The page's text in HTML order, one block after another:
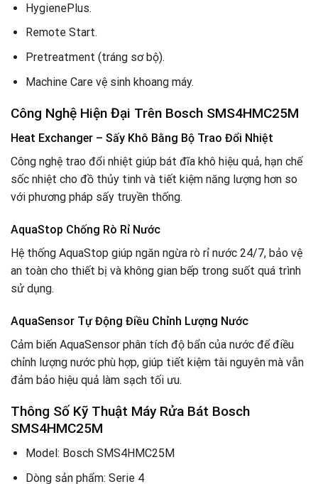
HygienePlus.
Remote Start.
Pretreatment (tráng sơ bộ).
Machine Care vệ sinh khoang máy.
Công Nghệ Hiện Đại Trên Bosch SMS4HMC25M
Heat Exchanger – Sấy Khô Bằng Bộ Trao Đổi Nhiệt
Công nghệ trao đổi nhiệt giúp bát đĩa khô hiệu quả, hạn chế
sốc nhiệt cho đồ thủy tinh và tiết kiệm năng lượng hơn so
với phương pháp sấy truyền thống.
AquaStop Chống Rò Rỉ Nước
Hệ thống AquaStop giúp ngăn ngừa rò rỉ nước 24/7, bảo vệ
an toàn cho thiết bị và không gian bếp trong suốt quá trình
sử dụng.
AquaSensor Tự Động Điều Chỉnh Lượng Nước
Cảm biến AquaSensor phân tích độ bẩn của nước để điều
chỉnh lượng nước phù hợp, giúp tiết kiệm tài nguyên mà vẫn
đảm bảo hiệu quả làm sạch tối ưu.
Thông Số Kỹ Thuật Máy Rửa Bát Bosch
SMS4HMC25M
Model: Bosch SMS4HMC25M
Dòng sản phẩm: Serie 4